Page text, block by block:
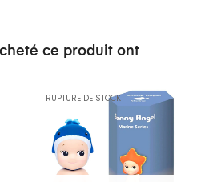
ce produit ont
RUPTURE DE STOCK